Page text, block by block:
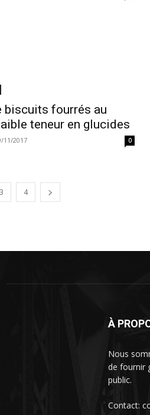
biscuits fourrés au
teneur en glucides
11/2017 0
3 4
À
Nous
de fournir
public.
Contact: